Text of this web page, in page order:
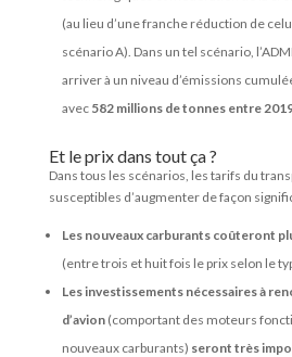
(au lieu d’une franche réduction de
scénario A). Dans un tel scénario,
arriver à un niveau d’émissions
avec582 millions de tonnes entre
Et le prix dans tout ça ?
Dans tous les scénarios, les tarifs du
susceptibles d’augmenter de façon
Les nouveaux carburants coûteront
(entre trois et huit fois le prix selon le
Les investissements nécessaires à
d’avion(comportant des moteurs
nouveaux carburants) seront très